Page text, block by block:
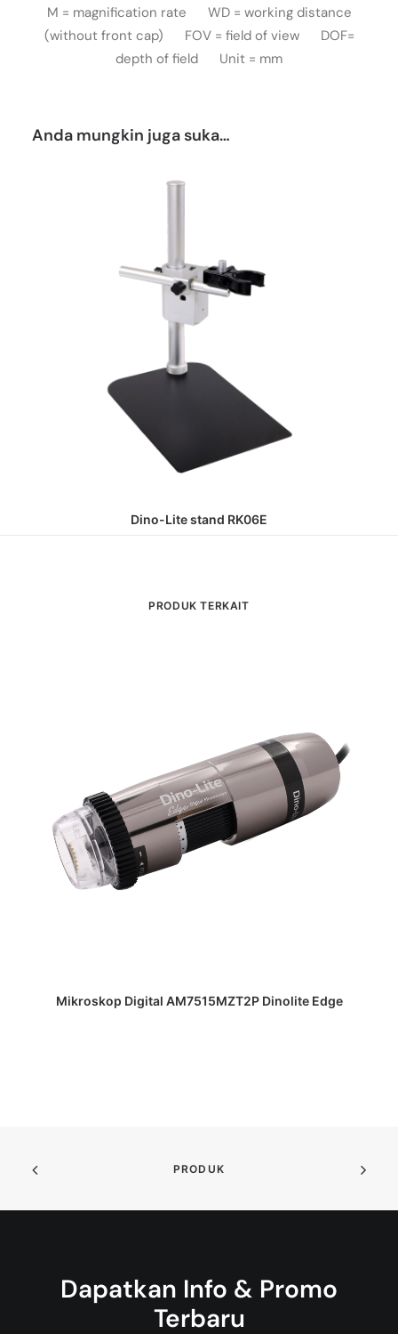
M = magnification rate WD = working distance
(without front cap) FOV = field of view DOF=
depth of field Unit = mm
Anda mungkin juga suka…
DAPATKAN PENAWARAN HARGA
Dino-Lite stand RK06E
PRODUK TERKAIT
DAPATKAN PENAWARAN HARGA
Mikroskop Digital AM7515MZT2P Dinolite Edge
PRODUK
Dapatkan Info & Promo
Terbaru